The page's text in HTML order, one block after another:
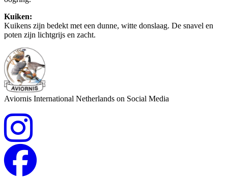
Kuiken:
Kuikens zijn bedekt met een dunne, witte donslaag. De snavel en
poten zijn lichtgrijs en zacht.
Aviornis International Netherlands on Social Media